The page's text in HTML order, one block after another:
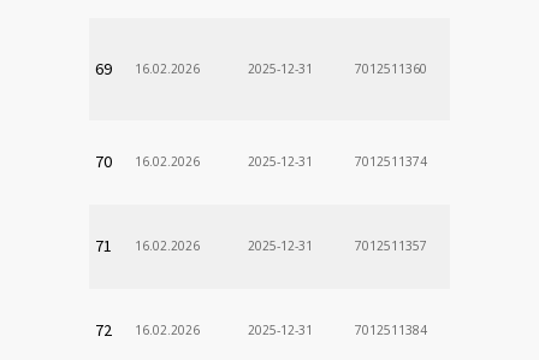
69 16.02.2026 2025-12-31 7012511360
70 16.02.2026 2025-12-31 7012511374
71 16.02.2026 2025-12-31 7012511357
72 16.02.2026 2025-12-31 7012511384